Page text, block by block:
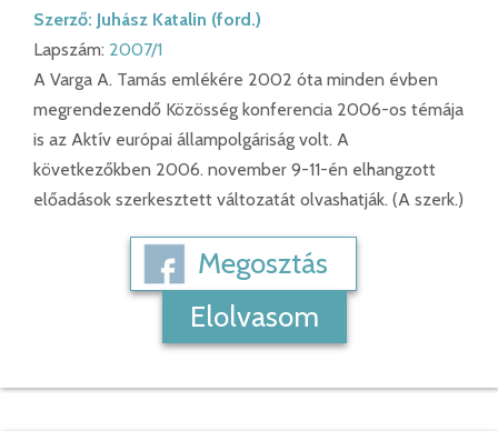
Szerző: Juhász Katalin (ford.)
Lapszám: 2007/1
A Varga A. Tamás emlékére 2002 óta minden évben
megrendezendő Közösség konferencia 2006-os témája
is az Aktív európai állampolgáriság volt. A
következőkben 2006. november 9-11-én elhangzott
előadások szerkesztett változatát olvashatják. (A szerk.)
Megosztás
Elolvasom